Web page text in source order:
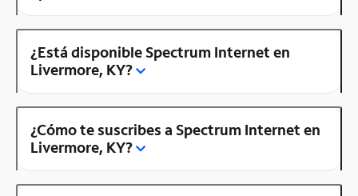
¿Está disponible Spectrum Internet en
Livermore, KY?
¿Cómo te suscribes a Spectrum Internet en
Livermore, KY?